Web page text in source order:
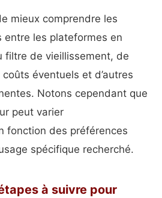
mieux comprendre les
les plateformes en
filtre de vieillissement, de
éventuels et d’autres
Notons cependant que
peut varier
fonction des préférences
spécifique recherché.
à suivre pour